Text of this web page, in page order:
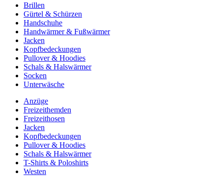
Brillen
Gürtel & Schürzen
Handschuhe
Handwärmer & Fußwärmer
Jacken
Kopfbedeckungen
Pullover & Hoodies
Schals & Halswärmer
Socken
Unterwäsche
Anzüge
Freizeithemden
Freizeithosen
Jacken
Kopfbedeckungen
Pullover & Hoodies
Schals & Halswärmer
T-Shirts & Poloshirts
Westen